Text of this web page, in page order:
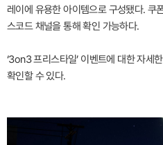
레이에 유용한 아이템으로 구성됐다. 쿠
스코드 채널을 통해 확인 가능하다.
‘3on3 프리스타일’ 이벤트에 대한 자세
확인할 수 있다.